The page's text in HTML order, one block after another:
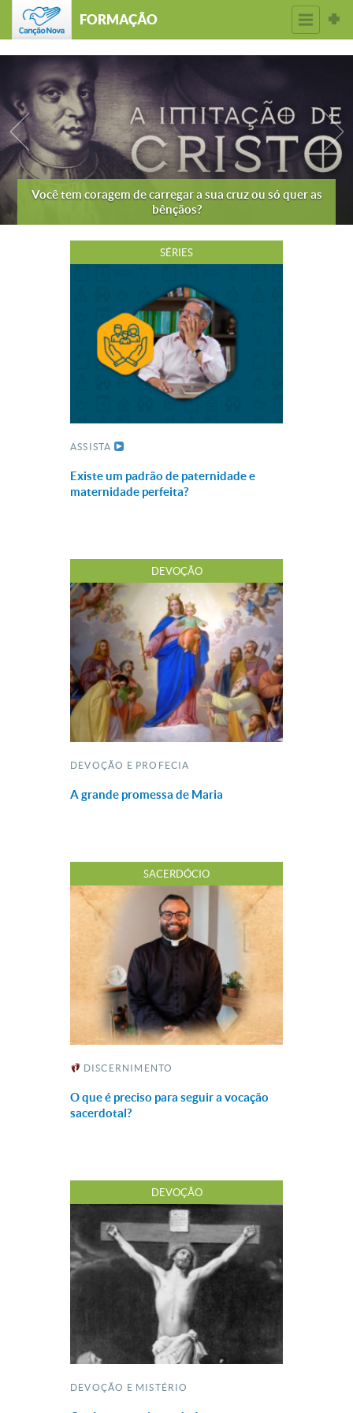
FORMAÇÃO
Você tem coragem de carregar a sua cruz ou só quer as
bênçãos?
SÉRIES
ASSISTA
Existe um padrão de paternidade e
maternidade perfeita?
DEVOÇÃO
DEVOÇÃO E PROFECIA
A grande promessa de Maria
SACERDÓCIO
DISCERNIMENTO
O que é preciso para seguir a vocação
sacerdotal?
DEVOÇÃO
DEVOÇÃO E MISTÉRIO